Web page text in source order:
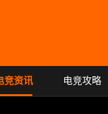
竞资讯 电竞攻略